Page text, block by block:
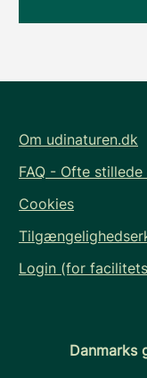
Om udinaturen.dk
FAQ - Ofte
Cookies
Login (for
Danmarks